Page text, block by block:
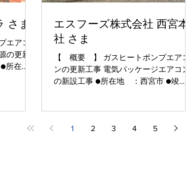
ま
アコ
の更新
エスフーズ株式会社 西宮本
社 さま
【 概要 】 ガスヒートポンプエアコ
ンの更新工事 電気パッケージエアコン
の新設工事 ●所在地 ：西宮市 ●竣
1 2 3 4 5